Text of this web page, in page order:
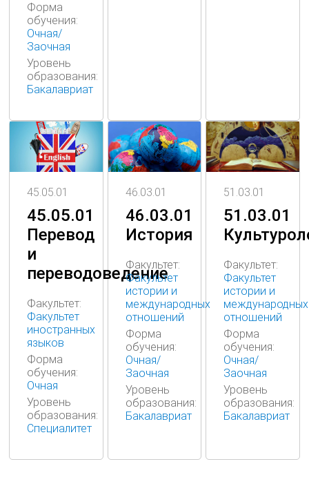
Форма
обучения:
Очная/
Заочная
Уровень
образования:
Бакалавриат
45.05.01
45.05.01
Перевод
и
переводоведение
Факультет:
Факультет
иностранных
языков
Форма
обучения:
Очная
Уровень
образования:
Специалитет
46.03.01
46.03.01
История
Факультет:
Факультет
истории и
международных
отношений
Форма
обучения:
Очная/
Заочная
Уровень
образования:
Бакалавриат
51.03.01
51.03.01
Факультет:
Факультет
истории и
международных
отношений
Форма
обучения:
Очная/
Заочная
Уровень
образования:
Бакалавриат